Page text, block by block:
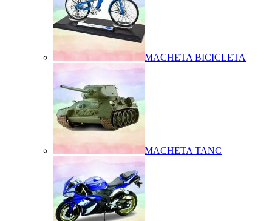
MACHETA BICICLETA
MACHETA TANC